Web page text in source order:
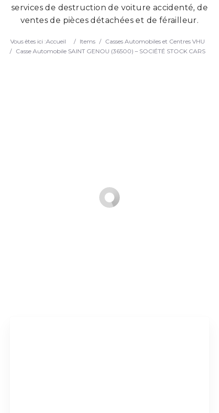
Search
services de destruction de voiture accidenté, de
ventes de pièces détachées et de férailleur.
Vous êtes ici :Accueil / Items / Casses Automobiles et Centres VHU
/ Casse Automobile SAINT GENOU (36500) – SOCIÉTÉ STOCK CARS